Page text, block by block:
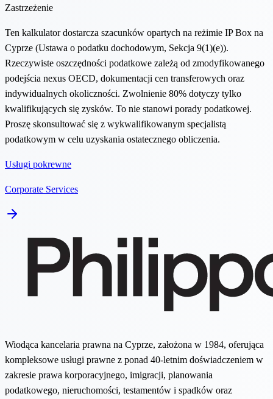
Zastrzeżenie
Ten kalkulator dostarcza szacunków opartych na reżimie IP Box na
Cyprze (Ustawa o podatku dochodowym, Sekcja 9(1)(e)).
Rzeczywiste oszczędności podatkowe zależą od zmodyfikowanego
podejścia nexus OECD, dokumentacji cen transferowych oraz
indywidualnych okoliczności. Zwolnienie 80% dotyczy tylko
kwalifikujących się zysków. To nie stanowi porady podatkowej.
Proszę skonsultować się z wykwalifikowanym specjalistą
podatkowym w celu uzyskania ostatecznego obliczenia.
Usługi pokrewne
Corporate Services
Wiodąca kancelaria prawna na Cyprze, założona w 1984, oferująca
kompleksowe usługi prawne z ponad 40-letnim doświadczeniem w
zakresie prawa korporacyjnego, imigracji, planowania
podatkowego, nieruchomości, testamentów i spadków oraz